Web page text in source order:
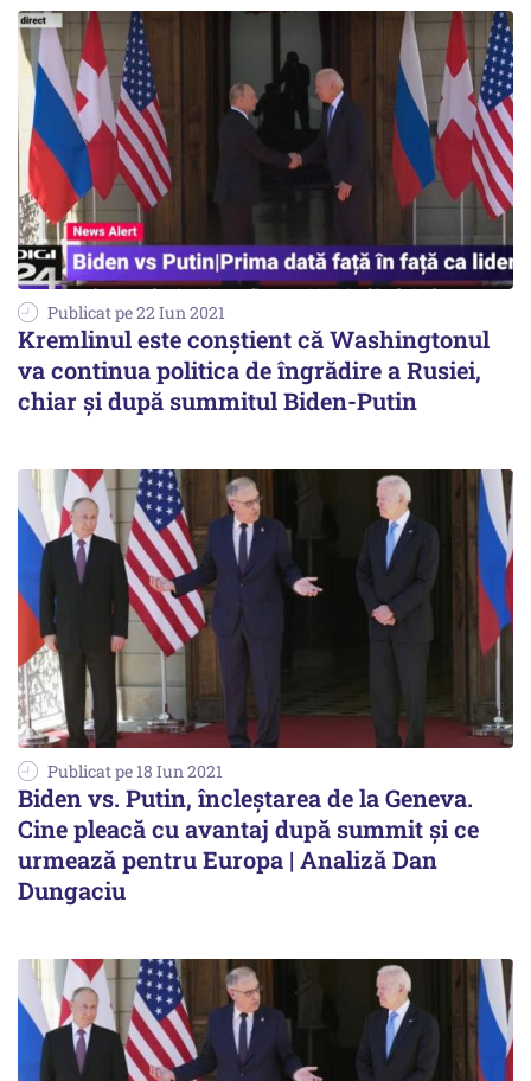
Publicat pe 22 Iun 2021
Kremlinul este conştient că Washingtonul
va continua politica de îngrădire a Rusiei,
chiar şi după summitul Biden-Putin
Publicat pe 18 Iun 2021
Biden vs. Putin, încleștarea de la Geneva.
Cine pleacă cu avantaj după summit și ce
urmează pentru Europa | Analiză Dan
Dungaciu